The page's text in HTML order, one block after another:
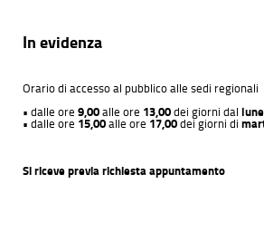
In evidenza
Orario di accesso al pubblico alle sedi regionali
• dalle ore 9,00 alle ore 13,00 dei giorni dal
• dalle ore 15,00 alle ore 17,00 dei giorni di
Si riceve previa richiesta appuntamento